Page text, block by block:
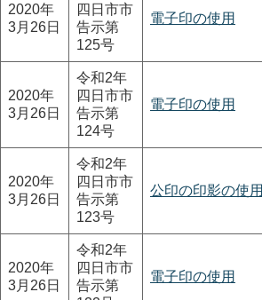
2020年
3月26日
四日市市
告示第
125号
電子印の使用
2020年
3月26日
令和2年
四日市市
告示第
124号
電子印の使用
2020年
3月26日
令和2年
四日市市
告示第
123号
公印の印影の使用
2020年
3月26日
令和2年
四日市市
告示第
電子印の使用